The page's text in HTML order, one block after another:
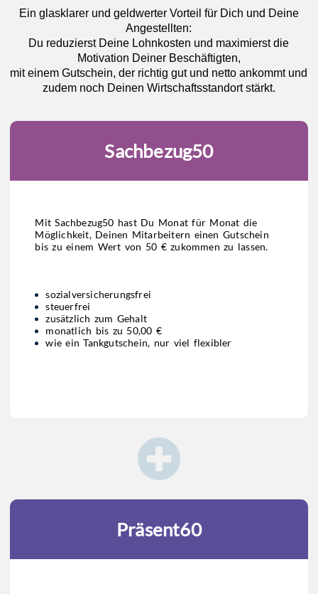
Ein glasklarer und geldwerter Vorteil für Dich und Deine
Angestellten:
Du reduzierst Deine Lohnkosten und maximierst die
Motivation Deiner Beschäftigten,
mit einem Gutschein, der richtig gut und netto ankommt und
zudem noch Deinen Wirtschaftsstandort stärkt.
Sachbezug50
Mit Sachbezug50 hast Du Monat für Monat die
Möglichkeit, Deinen Mitarbeitern einen Gutschein
bis zu einem Wert von 50 € zukommen zu lassen.
sozialversicherungsfrei
steuerfrei
zusätzlich zum Gehalt
monatlich bis zu 50,00 €
wie ein Tankgutschein, nur viel flexibler
Präsent60